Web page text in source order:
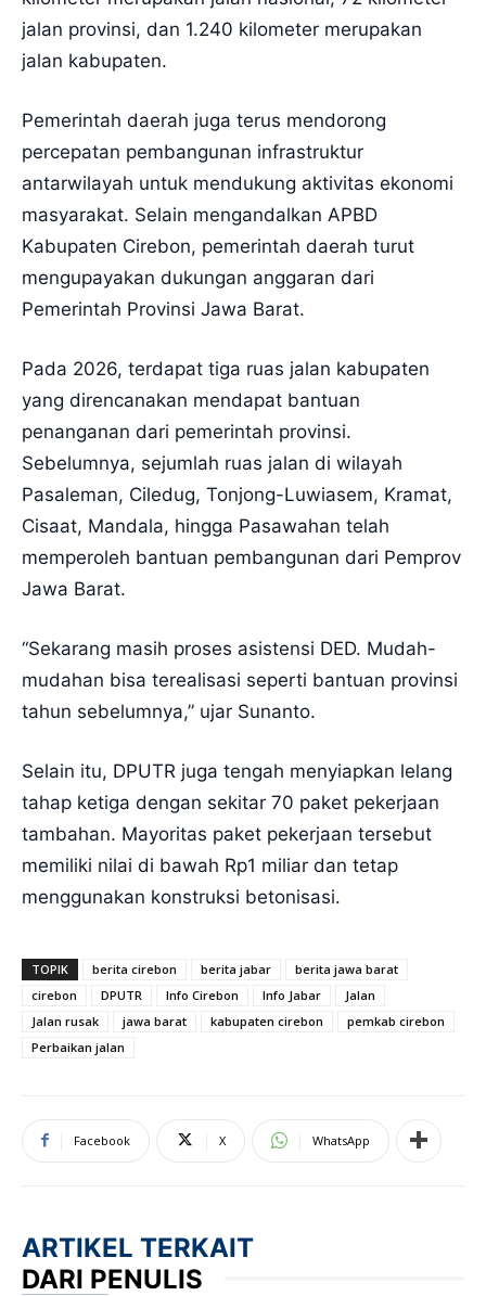
jalan provinsi, dan 1.240 kilometer merupakan
jalan kabupaten.
Pemerintah daerah juga terus mendorong
percepatan pembangunan infrastruktur
antarwilayah untuk mendukung aktivitas ekonomi
masyarakat. Selain mengandalkan APBD
Kabupaten Cirebon, pemerintah daerah turut
mengupayakan dukungan anggaran dari
Pemerintah Provinsi Jawa Barat.
Pada 2026, terdapat tiga ruas jalan kabupaten
yang direncanakan mendapat bantuan
penanganan dari pemerintah provinsi.
Sebelumnya, sejumlah ruas jalan di wilayah
Pasaleman, Ciledug, Tonjong-Luwiasem, Kramat,
Cisaat, Mandala, hingga Pasawahan telah
memperoleh bantuan pembangunan dari Pemprov
Jawa Barat.
“Sekarang masih proses asistensi DED. Mudah-
mudahan bisa terealisasi seperti bantuan provinsi
tahun sebelumnya,” ujar Sunanto.
Selain itu, DPUTR juga tengah menyiapkan lelang
tahap ketiga dengan sekitar 70 paket pekerjaan
tambahan. Mayoritas paket pekerjaan tersebut
memiliki nilai di bawah Rp1 miliar dan tetap
menggunakan konstruksi betonisasi.
TOPIK berita cirebon berita jabar
berita jawa barat
cirebon
DPUTR Info Cirebon Info Jabar
Jalan
Jalan rusak
jawa barat kabupaten cirebon
pemkab cirebon
Perbaikan jalan
Facebook X WhatsApp
ARTIKEL TERKAIT
DARI PENULIS